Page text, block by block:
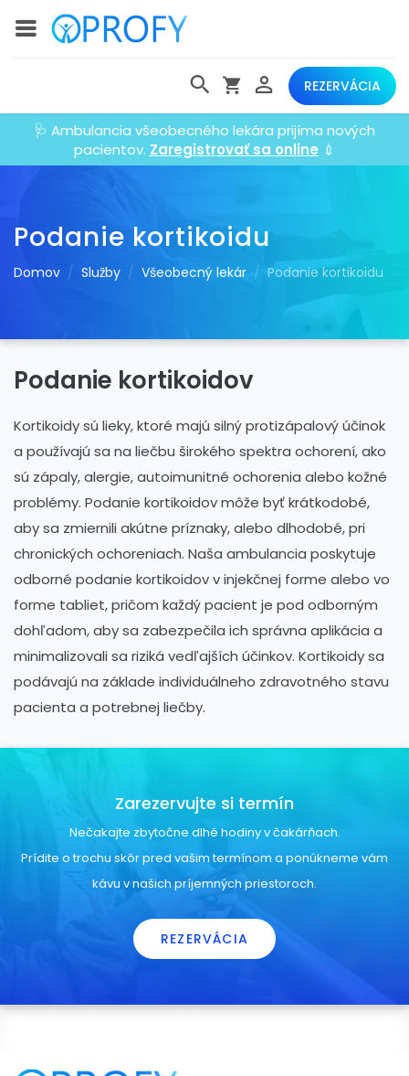
REZERVÁCIA
🩺 Ambulancia všeobecného lekára prijíma nových
pacientov. Zaregistrovať sa online 💉
Podanie kortikoidu
Domov Služby Všeobecný lekár Podanie kortikoidu
Podanie kortikoidov
Kortikoidy sú lieky, ktoré majú silný protizápalový účinok
a používajú sa na liečbu širokého spektra ochorení, ako
sú zápaly, alergie, autoimunitné ochorenia alebo kožné
problémy. Podanie kortikoidov môže byť krátkodobé,
aby sa zmiernili akútne príznaky, alebo dlhodobé, pri
chronických ochoreniach. Naša ambulancia poskytuje
odborné podanie kortikoidov v injekčnej forme alebo vo
forme tabliet, pričom každý pacient je pod odborným
dohľadom, aby sa zabezpečila ich správna aplikácia a
minimalizovali sa riziká vedľajších účinkov. Kortikoidy sa
podávajú na základe individuálneho zdravotného stavu
pacienta a potrebnej liečby.
Zarezervujte si termín
Nečakajte zbytočne dlhé hodiny v čakárňach.
Prídite o trochu skôr pred vašim termínom a ponúkneme vám
kávu v našich príjemných priestoroch.
REZERVÁCIA